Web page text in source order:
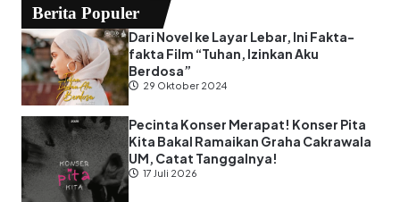
Berita Populer
Dari Novel ke Layar Lebar, Ini Fakta-
fakta Film “Tuhan, Izinkan Aku
Berdosa”
29 Oktober 2024
Pecinta Konser Merapat! Konser Pita
Kita Bakal Ramaikan Graha Cakrawala
UM, Catat Tanggalnya!
17 Juli 2026